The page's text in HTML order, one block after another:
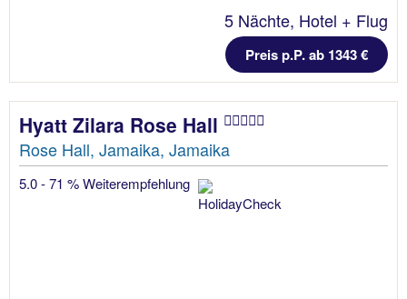
5 Nächte, Hotel + Flug
Preis p.P. ab 1343 €
Hyatt Zilara Rose Hall
Rose Hall, Jamaika, Jamaika
5.0 - 71 % Weiterempfehlung